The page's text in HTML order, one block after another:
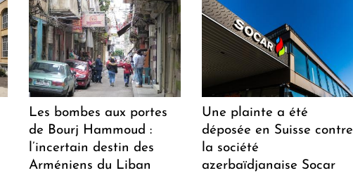
Les bombes aux portes
de Bourj Hammoud :
l’incertain destin des
Arméniens du Liban
Une plainte a été
déposée en Suisse contre
la société
azerbaïdjanaise Socar